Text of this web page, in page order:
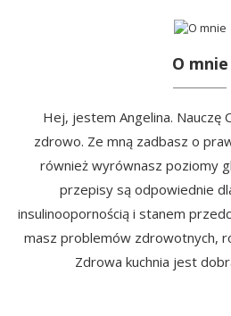
O mnie
Hej, jestem Angelina. Nauczę
zdrowo. Ze mną zadbasz o
również wyrównasz poziomy
przepisy są odpowiednie
insulinoopornością i stanem
masz problemów zdrowotnych,
Zdrowa kuchnia jest